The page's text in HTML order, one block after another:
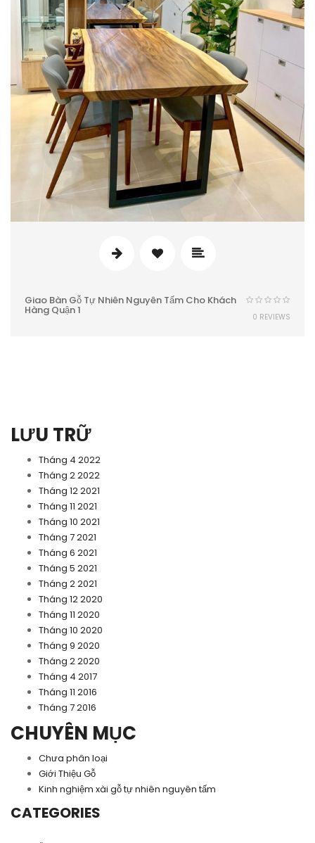
LƯU TRỮ
Tháng 4 2022
Tháng 2 2022
Tháng 12 2021
Tháng 11 2021
Tháng 10 2021
Tháng 7 2021
Tháng 6 2021
Tháng 5 2021
Tháng 2 2021
Tháng 12 2020
Tháng 11 2020
Tháng 10 2020
Tháng 9 2020
Tháng 2 2020
Tháng 4 2017
Tháng 11 2016
Tháng 7 2016
CHUYÊN MỤC
Chưa phân loại
Giới Thiệu Gỗ
Kinh nghiệm xài gỗ tự nhiên nguyên tấm
CATEGORIES
Giao Bàn Gỗ Tự Nhiên Nguyên Tấm Cho Khách
Hàng Quận 1 0 REVIEWS